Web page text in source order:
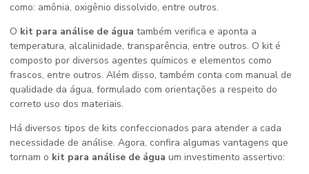
como: amônia, oxigênio dissolvido, entre outros.
O kit para análise de água também verifica e aponta a
temperatura, alcalinidade, transparência, entre outros. O kit é
composto por diversos agentes químicos e elementos como
frascos, entre outros. Além disso, também conta com manual de
qualidade da água, formulado com orientações a respeito do
correto uso dos materiais.
Há diversos tipos de kits confeccionados para atender a cada
necessidade de análise. Agora, confira algumas vantagens que
tornam o kit para análise de água um investimento assertivo: